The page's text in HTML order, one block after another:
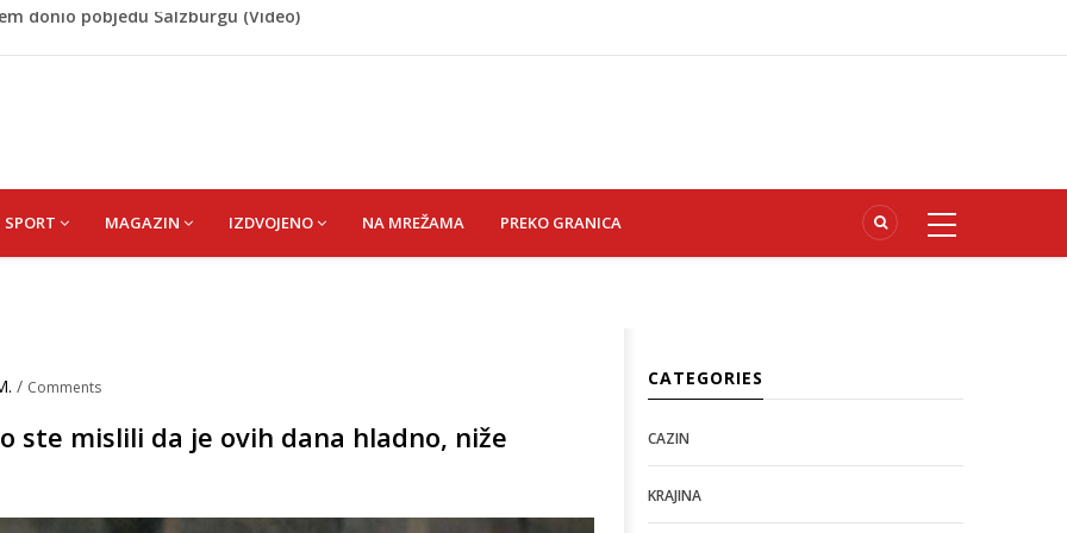
obilježena 31. godišnjica deblokade Unsko-sanskog
Vatrogasci nadljudskim naporima spriječili veću
donio pobjedu Salzburgu (Video)
SPORT MAGAZIN IZDVOJENO NA MREŽAMA PREKO GRANICA
/ Comments
ste mislili da je ovih dana hladno, niže
CATEGORIES
CAZIN
KRAJINA